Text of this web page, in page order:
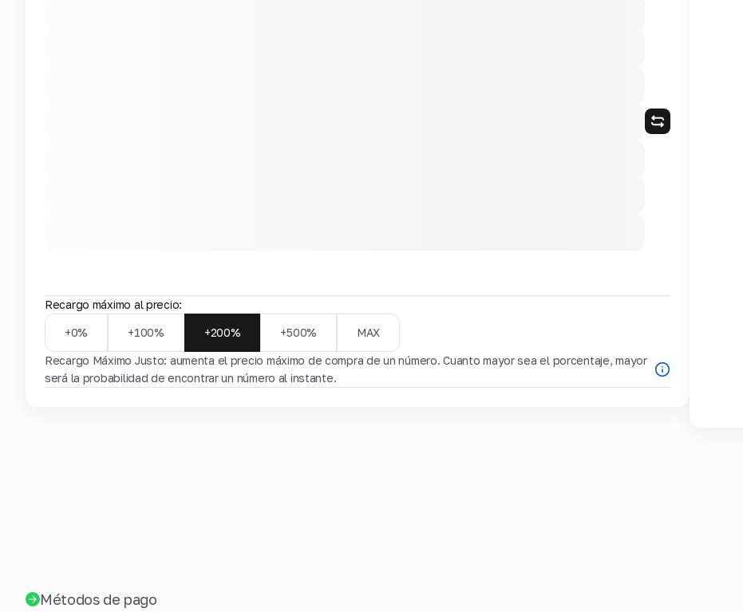
Recargo máximo al precio:
+0% +100% +200% +500% MAX
Recargo Máximo Justo: aumenta el precio máximo de compra de un número. Cuanto mayor sea el porcentaje, mayor
será la probabilidad de encontrar un número al instante.
Métodos de pago